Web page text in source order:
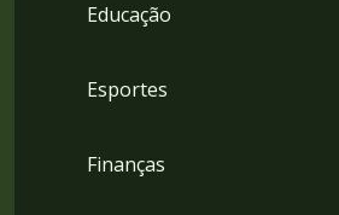
Educação
Esportes
Finanças